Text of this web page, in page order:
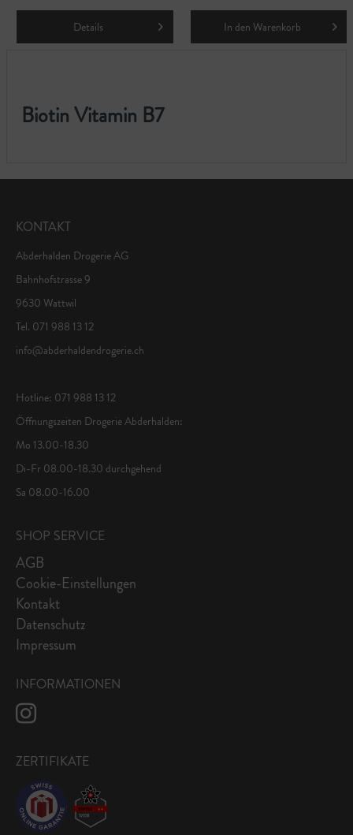
Details In den Warenkorb
Biotin Vitamin B7
KONTAKT
Abderhalden Drogerie AG
Bahnhofstrasse 9
9630 Wattwil
Tel. 071 988 13 12
info@abderhaldendrogerie.ch
Hotline: 071 988 13 12
Öffnungszeiten Drogerie Abderhalden:
Mo 13.00-18.30
Di-Fr 08.00-18.30 durchgehend
Sa 08.00-16.00
SHOP SERVICE
AGB
Cookie-Einstellungen
Kontakt
Datenschutz
Impressum
INFORMATIONEN
ZERTIFIKATE